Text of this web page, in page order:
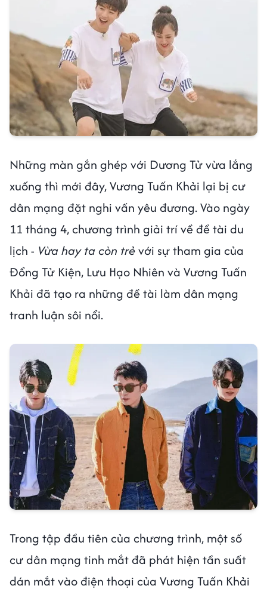
Những màn gắn ghép với Dương Tử vừa lắng
xuống thì mới đây, Vương Tuấn Khải lại bị cư
dân mạng đặt nghi vấn yêu đương. Vào ngày
11 tháng 4, chương trình giải trí về đề tài du
lịch - Vừa hay ta còn trẻvới sự tham gia của
Đổng Tử Kiện, Lưu Hạo Nhiên và Vương Tuấn
Khải đã tạo ra những đề tài làm dân mạng
tranh luận sôi nổi.
Trong tập đầu tiên của chương trình, một số
cư dân mạng tinh mắt đã phát hiện tần suất
dán mắt vào điện thoại của Vương Tuấn Khải